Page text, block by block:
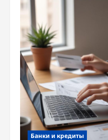
Банки и кредиты